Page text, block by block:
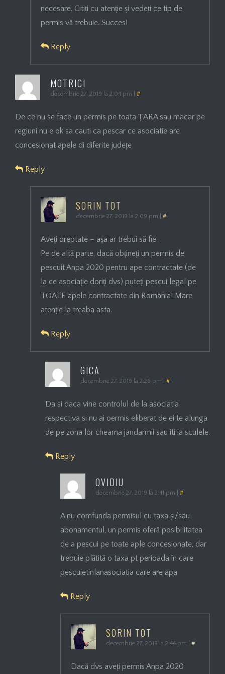
necesare. Citiți cu atenție și vedeți ce tip de
permis vă trebuie. Succes!
Reply
MOTRICI
decembrie 27, 2019 la 2:04 pm #
De ce nu se face un permis pe toata ȚARA sau macar pe
regiuni nu e ok sa cauti ca pescar ce asociatie are
concesionat apele di diferite județe
Reply
SORIN TOT
decembrie 27, 2019 la 2:09 pm #
Aveți dreptate – așa ar trebui să fie.
Pe de altă parte, dacă obțineți un permis de
pescuit Anpa 2020 pentru ape contractate (de
la ce asociație doriți dvs) puteți pescui legal pe
TOATE apele contractate din România! Mare
atenție la treaba asta.
Reply
GICA
decembrie 27, 2019 la 2:26 pm #
Da si daca vine controlul de la asociatia
respectiva si nu ai oermis eliberat de ei te alunga
de pe zona lor cheama jandarmii sau iti ia sculele.
Reply
OVIDIU
decembrie 27, 2019 la 2:41 pm #
A nu comfunda permisul cu taxa și/sau
abonamentul, un permis oferă posibilitatea
de a pescui pe toate aple concesionate, dar
trebuie plătită o taxa pt perioada în care
pescuietinlanasociatia care are apa
Reply
SORIN TOT
decembrie 27, 2019 la 2:44 pm #
Dacă dvs aveți permis Anpa 2020